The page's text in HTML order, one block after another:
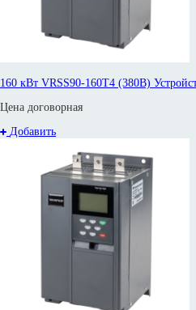
160 кВт VRSS90-160T4 (380В)
Цена договорная
Добавить